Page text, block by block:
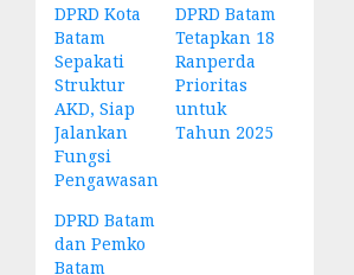
DPRD Kota
Batam
Sepakati
Struktur
AKD, Siap
Jalankan
Fungsi
Pengawasan
DPRD Batam
Tetapkan 18
Ranperda
Prioritas
untuk
Tahun 2025
DPRD Batam
dan Pemko
Batam